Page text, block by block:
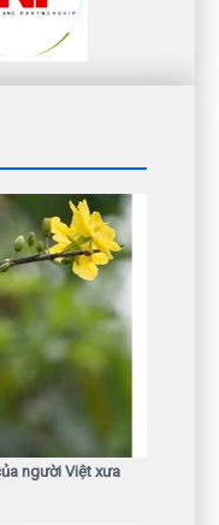
người Việt xưa